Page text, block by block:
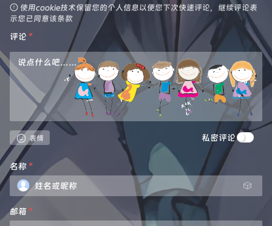
使用cookie技术保留您的个人信息以便您下次快速评论，继续评论表
示您已同意该条款
评论 *
表情 私密评论
名称 *
🎲
邮箱 *